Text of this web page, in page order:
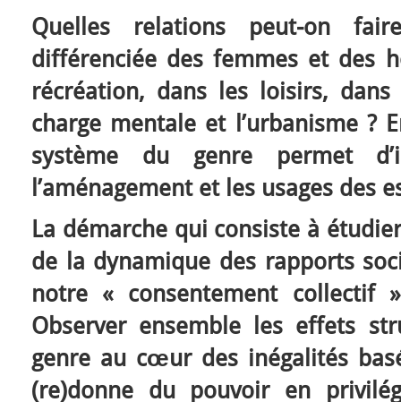
Quelles relations peut-on
différenciée des femmes et des
récréation, dans les loisirs, dans
charge mentale et l’urbanisme ?
système du genre permet
l’aménagement et les usages des
La démarche qui consiste à
de la dynamique des rapports
notre « consentement
Observer ensemble les effets
genre au cœur des inégalités
(re)donne du pouvoir en